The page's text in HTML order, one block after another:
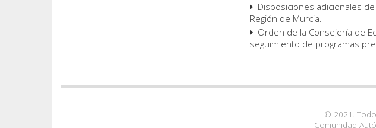
Disposiciones adicionales
Región de Murcia.
Orden de la Consejería de
seguimiento de programas
© 2021.
Comunidad